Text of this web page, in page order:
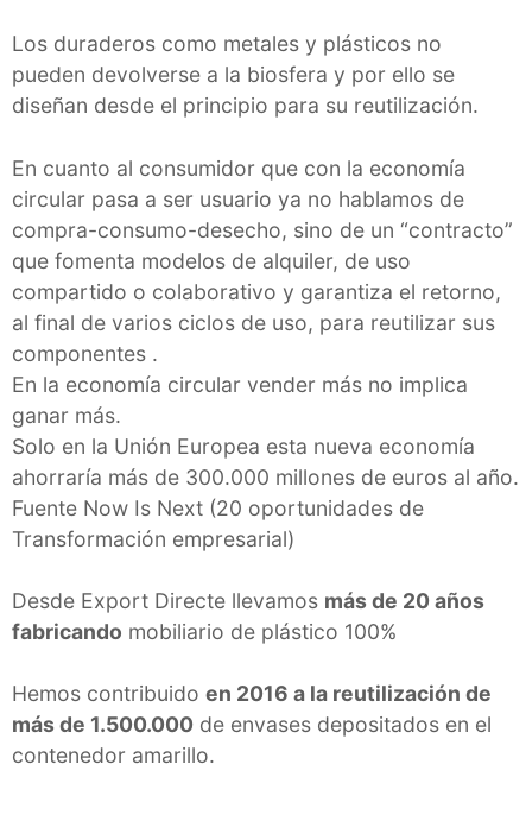
Los duraderos como metales y plásticos no
pueden devolverse a la biosfera y por ello se
diseñan desde el principio para su reutilización.
En cuanto al consumidor que con la economía
circular pasa a ser usuario ya no hablamos de
compra-consumo-desecho, sino de un “contracto”
que fomenta modelos de alquiler, de uso
compartido o colaborativo y garantiza el retorno,
al final de varios ciclos de uso, para reutilizar sus
componentes .
En la economía circular vender más no implica
ganar más.
Solo en la Unión Europea esta nueva economía
ahorraría más de 300.000 millones de euros al año.
Fuente Now Is Next (20 oportunidades de
Transformación empresarial)
Desde Export Directe llevamos más de 20 años
fabricando mobiliario de plástico 100%
Hemos contribuido en 2016 a la reutilización de
más de 1.500.000 de envases depositados en el
contenedor amarillo.